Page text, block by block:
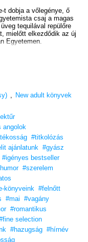
t dobja a vőlegénye, ő
csaj a magas
tequilával repülőre
mielőtt elkezdődik az új
Egyetemen.
Azt pedig pláne nem
majd, aki három évvel
jutottak odáig, hogy
csináltattak.
történt volna.
házban laktok…
és Júlia inspirált.
halt meg.
Ilsa Madden-Mills
brit alfákról.
egy mesterművet.
szenvedélyes
C. Cherry, aLebegés
könyveket?
New adult könyvek
angolok
#titkolózás
ajánlatunk #gyász
#igényes bestseller
#szerelem
könyveink #felnőtt
#mai
#vagány
#romantikus
selection
#hazugság #hírnév